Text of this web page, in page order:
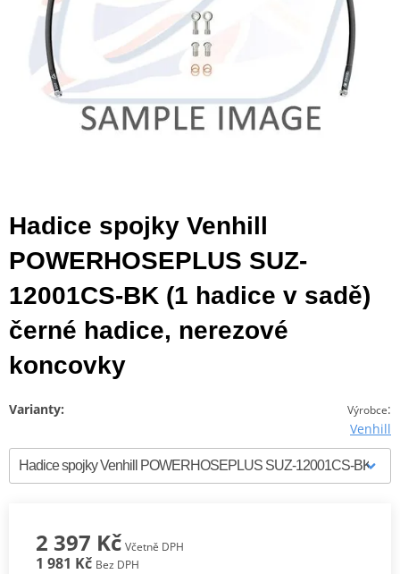
Hadice spojky Venhill
POWERHOSEPLUS SUZ-
12001CS-BK (1 hadice v sadě)
černé hadice, nerezové
koncovky
Výrobce:
Venhill
Varianty:
2 397 Kč Včetně DPH
1 981 Kč Bez DPH